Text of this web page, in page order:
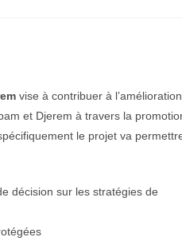
vise à contribuer à l’amélioration
et Djerem à travers la
le projet va
décision sur les stratégies de